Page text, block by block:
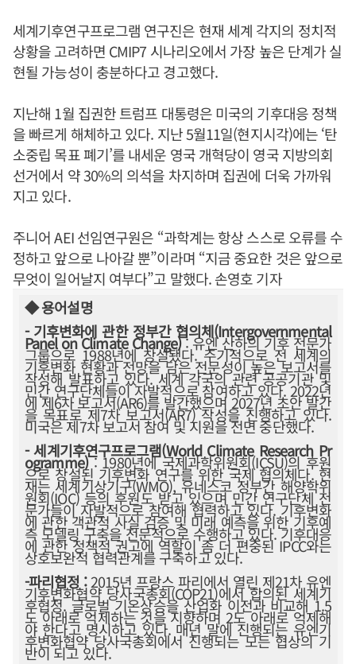
세계기후연구프로그램 연구진은 현재 세계 각지의 정치적
상황을 고려하면 CMIP7 시나리오에서 가장 높은 단계가 실
현될 가능성이 충분하다고 경고했다.
지난해 1월 집권한 트럼프 대통령은 미국의 기후대응 정책
을 빠르게 해체하고 있다. 지난 5월11일(현지시각)에는 ‘탄
소중립 목표 폐기’를 내세운 영국 개혁당이 영국 지방의회
선거에서 약 30%의 의석을 차지하며 집권에 더욱 가까워
지고 있다.
주니어 AEI 선임연구원은 “과학계는 항상 스스로 오류를 수
정하고 앞으로 나아갈 뿐”이라며 “지금 중요한 것은 앞으로
무엇이 일어날지 여부다”고 말했다. 손영호 기자
◆ 용어설명
- 기후변화에 관한 정부간 협의체(Intergovernmental
Panel on Climate Change): 유엔 산하의 기후 전문가
그룹으로 1988년에 창설됐다. 주기적으로 전 세계의
기후변화 현황과 전망을 담은 전문성이 높은 보고서를
작성해 발표하고 있다. 세계 각국의 관련 공공기관 및
민간 연구단체들이 자발적으로 참여하고 있다. 2022년
에 제6차 보고서(AR6)를 발간했으며 2027년 초안 발간
을 목표로 제7차 보고서(AR7) 작성을 진행하고 있다.
미국은 제7차 보고서 참여 및 지원을 전면 중단했다.
- 세계기후연구프로그램(World Climate Research Pr
ogramme): 1980년에 국제과학위원회(ICSU)의 후원
으로 창설된 기후변화 연구를 위한 국제 협의체다. 현
재는 세계기상기구(WMO), 유네스코 정부간 해양학위
원회(IOC) 등의 후원도 받고 있으며 민간 연구단체 전
문가들이 자발적으로 참여해 협력하고 있다. 기후변화
에 관한 객관적 사실 검증 및 미래 예측을 위한 기후예
측 모델링 구축을 전문적으로 수행하고 있다. 기후대응
에 관한 정책적 권고에 역할이 좀 더 편중된 IPCC와는
상호보완적 협력관계를 구축하고 있다.
-파리협정 :2015년 프랑스 파리에서 열린 제21차 유엔
기후변화협약 당사국총회(COP21)에서 합의된 세계기
후협정. 글로벌 기온상승을 산업화 이전과 비교해 1.5
도 아래로 억제하는 것을 지향하며 2도 아래로 억제해
야 한다고 명시하고 있다. 매년 말에 진행되는 유엔기
후변화협약 당사국총회에서 진행되는 모든 협상의 기
반이 되고 있다.